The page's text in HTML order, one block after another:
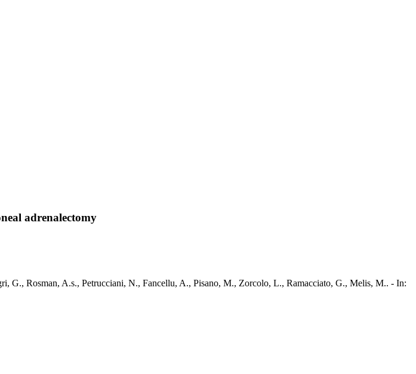
adrenalectomy
G., Rosman, A.s., Petrucciani, N., Fancellu, A., Pisano, M., Zorcolo, L., Ramacciato, G., Melis, M.. - In: